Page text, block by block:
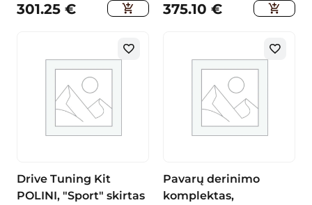
301.25 € 375.10 €
Drive Tuning Kit
POLINI, "Sport" skirtas
Pavarų derinimo
komplektas,